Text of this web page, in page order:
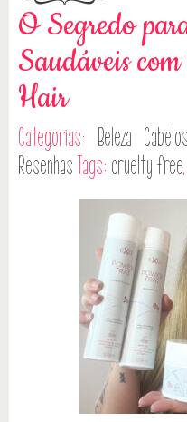
O Segredo
Saudáveis
Hair
Categorias: Beleza Cabelos
Resenhas Tags: cruelty free,